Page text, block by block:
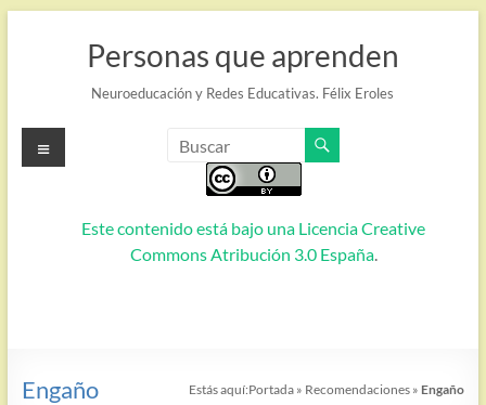
Personas que aprenden
Neuroeducación y Redes Educativas. Félix Eroles
Este contenido está bajo una Licencia Creative
Commons Atribución 3.0 España.
Menú
Engaño Estás aquí:Portada » Recomendaciones » Engaño